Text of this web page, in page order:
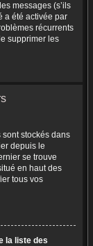
messages (s’ils
a été activée par
récurrents
supprimer les
stockés dans
depuis le
se trouve
en haut des
tous vos
la liste des